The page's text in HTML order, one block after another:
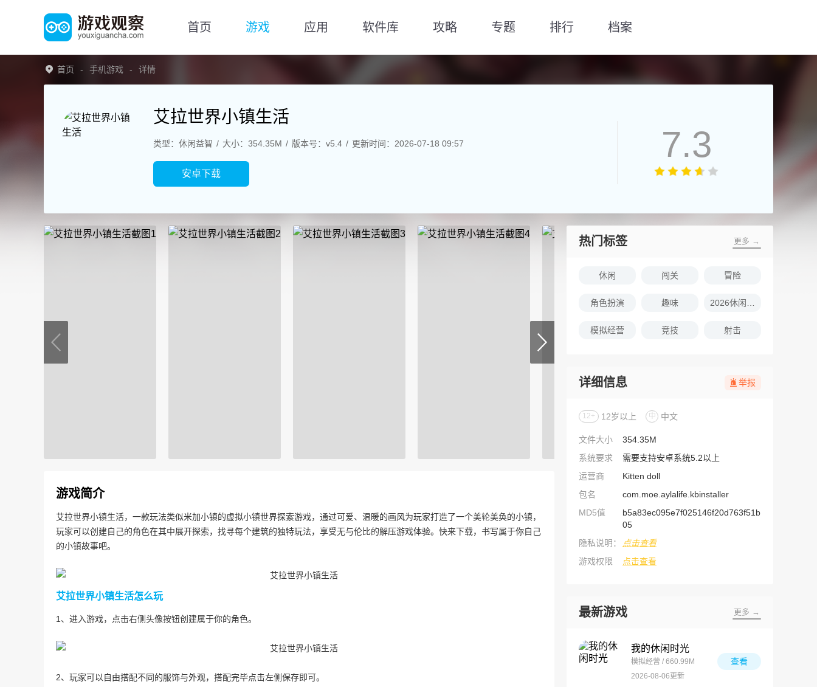
首页 游戏 应用 软件库 攻略 专题 排行 档案
首页 手机游戏 详情
艾拉世界小镇生活
类型：休闲益智 大小：354.35M 版本号：v5.4 更新时间：2026-07-18 09:57
安卓下载
7.3
游戏简介
艾拉世界小镇生活，一款玩法类似米加小镇的虚拟小镇世界探索游戏，通过可爱、温暖的画风为玩家打造了一个美轮美奂的小镇，
玩家可以创建自己的角色在其中展开探索，找寻每个建筑的独特玩法，享受无与伦比的解压游戏体验。快来下载，书写属于你自己
的小镇故事吧。
艾拉世界小镇生活怎么玩
1、进入游戏，点击右侧头像按钮创建属于你的角色。
2、玩家可以自由搭配不同的服饰与外观，搭配完毕点击左侧保存即可。
热门标签 更多 →
休闲 闯关 冒险
角色扮演 趣味
模拟经营 竞技 射击
详细信息 举报
12+ 12岁以上 中 中文
文件大小
354.35M
系统要求
需要支持安卓系统5.2以上
运营商
Kitten doll
包名
com.moe.aylalife.kbinstaller
MD5值
b5a83ec095e7f025146f20d763f51b
05
隐私说明：
点击查看
游戏权限
点击查看
最新游戏 更多 →
我的休闲时光
模拟经营 / 660.99M
2026-08-06更新
查看